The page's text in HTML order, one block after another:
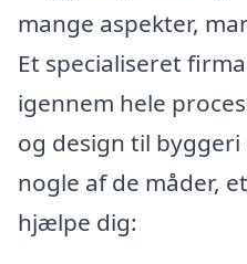
mange aspekter,
Et specialiseret
igennem hele
og design til
nogle af de måder,
hjælpe dig: